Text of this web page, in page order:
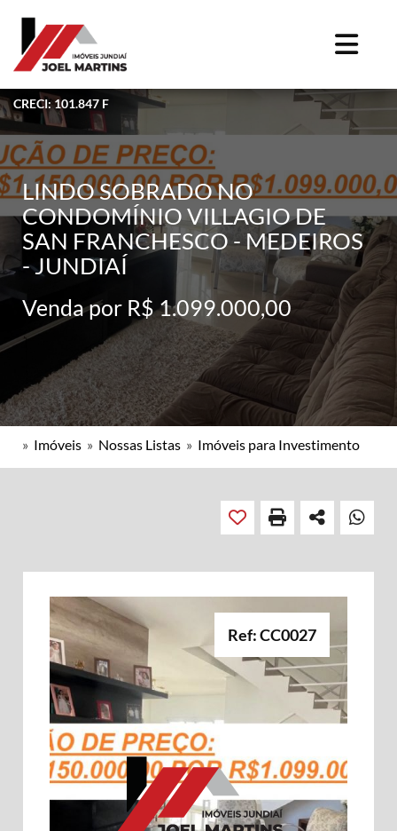
CRECI: 101.847 F
LINDO SOBRADO NO
CONDOMÍNIO VILLAGIO DE
SAN FRANCHESCO - MEDEIROS
- JUNDIAÍ
Venda por R$ 1.099.000,00
» Imóveis » Nossas Listas » Imóveis para Investimento
Ref: CC0027